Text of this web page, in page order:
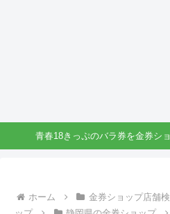
青春18きっぷのバラ券を金券シ
ホーム 金券ショップ店舗